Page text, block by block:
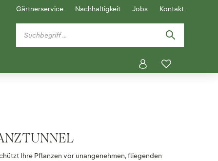
Gärtnerservice Nachhaltigkeit Jobs Kontakt
Ihre Pflanzen vor unangenehmen, fliegenden